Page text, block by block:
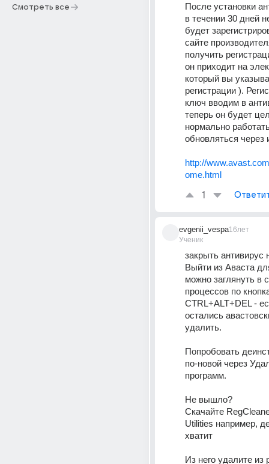
Смотреть все
После установки
в течении 30 дней
будет
сайте
получить
он приходит на
который вы
регистрации ).
ключ вводим в
теперь он будет
нормально
обновляться через
http://
ome.html
1
evgenii_vespa
Ученик
16лет
закрыть
Выйти из Аваста
можно заглянуть в
процессов по
CTRL+ALT+DEL -
остались
удалить.
Попробовать
по-новой через
программ.
Не вышло?
Скачайте
Utilities например,
хватит
Из него удалите из